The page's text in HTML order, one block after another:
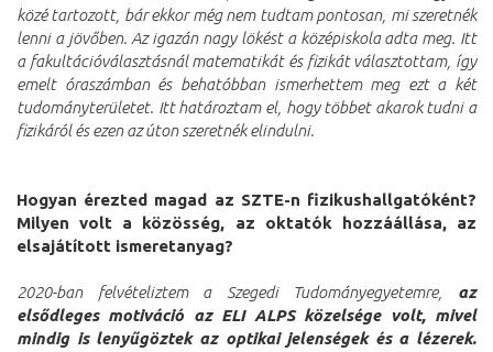
közé tartozott, bár ekkor még nem tudtam pontosan, mi szeretnék
lenni a jövőben. Az igazán nagy lökést a középiskola adta meg. Itt
a fakultációválasztásnál matematikát és fizikát választottam, így
emelt óraszámban és behatóbban ismerhettem meg ezt a két
tudományterületet. Itt határoztam el, hogy többet akarok tudni a
fizikáról és ezen az úton szeretnék elindulni.
Hogyan érezted magad az SZTE-n fizikushallgatóként?
Milyen volt a közösség, az oktatók hozzáállása, az
elsajátított ismeretanyag?
2020-ban felvételiztem a Szegedi Tudományegyetemre, az
elsődleges motiváció az ELI ALPS közelsége volt, mivel
mindig is lenyűgöztek az optikai jelenségek és a lézerek.